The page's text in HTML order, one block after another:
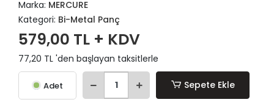
Marka: MERCURE
Kategori: Bi-Metal Panç
579,00 TL + KDV
77,20 TL 'den başlayan taksitlerle
Adet Sepete Ekle